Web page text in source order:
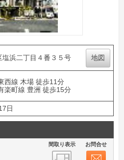
塩浜二丁目４番３５号 地図
西線 木場 徒歩11分
楽町線 豊洲 徒歩15分
日
間取り表示 お問合せ